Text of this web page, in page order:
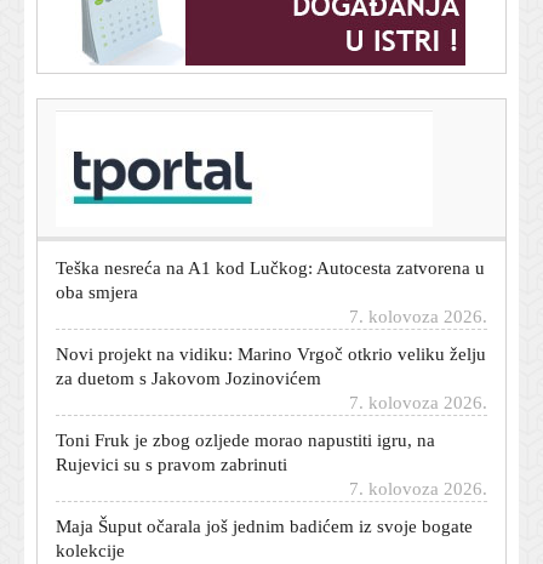
Dalić postaje najplaćeniji hrvatski trener u povijesti. Evo
koji je na svjetskoj ljestvici
oba smjera
Novi projekt na vidiku: Marino Vrgoč otkrio veliku želju
za duetom s Jakovom Jozinovićem
Toni Fruk je zbog ozljede morao napustiti igru, na
Rujevici su s pravom zabrinuti
Maja Šuput očarala još jednim badićem iz svoje bogate
kolekcije